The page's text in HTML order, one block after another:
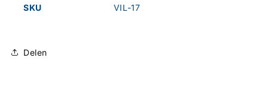
SKU
VIL-17
Delen